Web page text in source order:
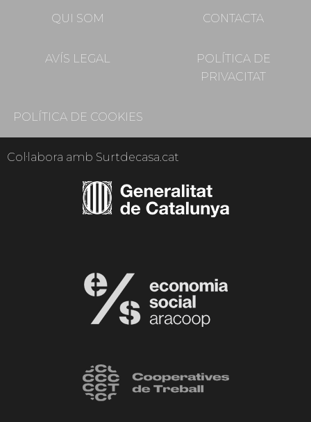
QUI SOM CONTACTA
AVÍS LEGAL
POLÍTICA DE
PRIVACITAT
POLÍTICA DE COOKIES
Col·labora amb Surtdecasa.cat